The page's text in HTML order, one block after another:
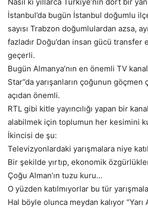
İstanbul’da bugün İstanbul doğumlu
sayısı Trabzon doğumlulardan azsa,
fazladır Doğu’dan insan gücü transfer
geçerli.
Bugün Almanya’nın en önemli TV
Star”da yarışanların çoğunun göçmen
açıdan önemli.
RTL gibi kitle yayıncılığı yapan bir
alabilmek için toplumun her kesimini
İkincisi de şu:
Televizyonlardaki yarışmalara niye
Bir şekilde yırtıp, ekonomik
Çoğu Alman’ın tuzu kuru…
O yüzden katılmıyorlar bu tür
Hal böyle olunca meydan kalıyor “Yarı